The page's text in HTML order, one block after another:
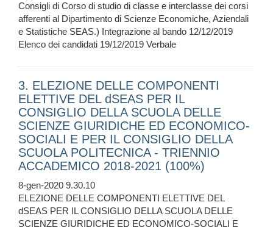
Consigli di Corso di studio di classe e interclasse dei corsi
afferenti al Dipartimento di Scienze Economiche, Aziendali
e Statistiche SEAS.) Integrazione al bando 12/12/2019
Elenco dei candidati 19/12/2019 Verbale
3. ELEZIONE DELLE COMPONENTI
ELETTIVE DEL dSEAS PER IL
CONSIGLIO DELLA SCUOLA DELLE
SCIENZE GIURIDICHE ED ECONOMICO-
SOCIALI E PER IL CONSIGLIO DELLA
SCUOLA POLITECNICA - TRIENNIO
ACCADEMICO 2018-2021 (100%)
8-gen-2020 9.30.10
ELEZIONE DELLE COMPONENTI ELETTIVE DEL
dSEAS PER IL CONSIGLIO DELLA SCUOLA DELLE
SCIENZE GIURIDICHE ED ECONOMICO-SOCIALI E